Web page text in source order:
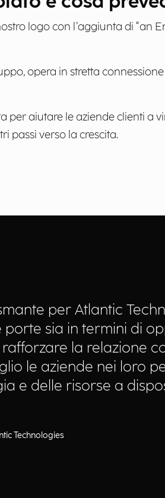
logo con l’aggiunta di “an
opera in stretta
aiutare le aziende clienti a
passi verso la crescita.
per Atlantic
porte sia in termini di
la relazione
le aziende nei loro
e delle risorse a
Technologies